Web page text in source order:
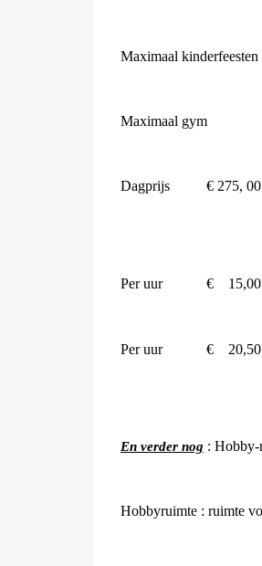
Maximaal kinderfeesten
Maximaal gym
Dagprijs € 275, 00
Per uur €
Per uur €
En verder nog : Hobby-
Hobbyruimte : ruimte